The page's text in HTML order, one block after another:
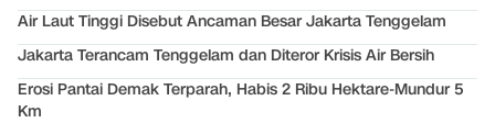
Air Laut Tinggi Disebut Ancaman Besar Jakarta Tenggelam
Jakarta Terancam Tenggelam dan Diteror Krisis Air Bersih
Erosi Pantai Demak Terparah, Habis 2 Ribu Hektare-Mundur 5
Km